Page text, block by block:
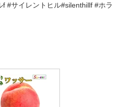
#サイレントヒル#silenthillf #ホラ